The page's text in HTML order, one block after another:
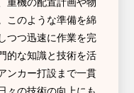
このような準備を綿
つつ迅速に作業を完
的な知識と技術を活
ンカー打設まで一貫